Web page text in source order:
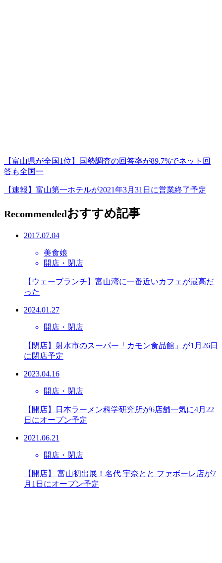
【富山県が全国1位】国勢調査の回答率が89.7%でネット回
答も全国一
【速報】富山第一ホテルが2021年3月31日に営業終了予定
Recommendedおすすめ記事
2017.07.04
美食娘
開店・閉店
【ウェーブランチ】富山湾に一番近いカフェが最高だ
った
2024.01.27
開店・閉店
【閉店】射水市のスーパー「カモン食品館」が1月26日
に閉店予定
2023.04.16
開店・閉店
【開店】日本ラーメン科学研究所が6店舗一気に4月22
日にオープン予定
2021.06.21
開店・閉店
【開店】 富山初出展！名代 宇奈とと ファボーレ店が7
月1日にオープン予定